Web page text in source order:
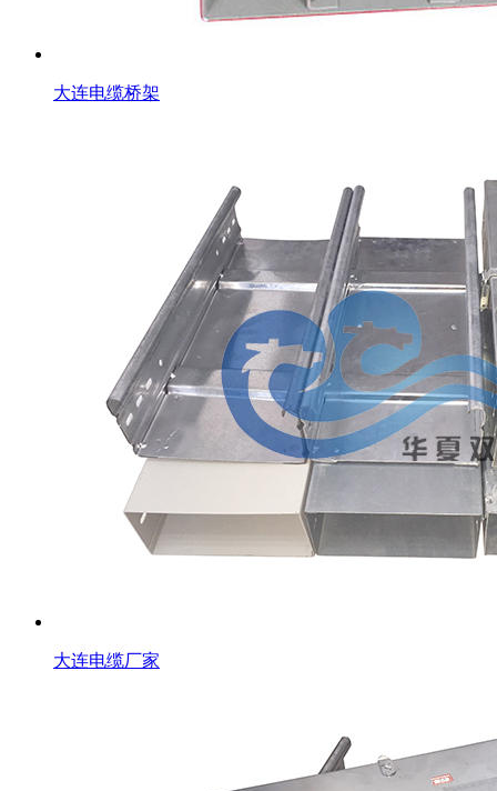
大连电缆桥架
大连电缆厂家